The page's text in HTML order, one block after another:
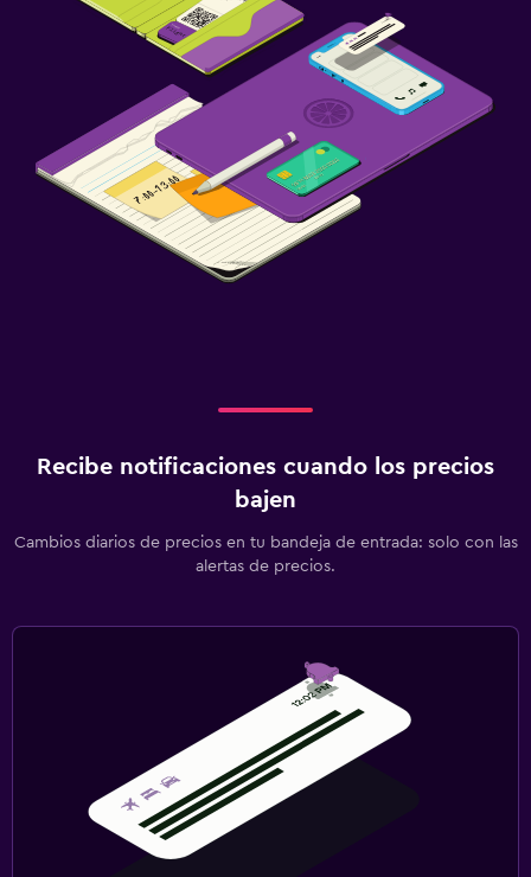
Recibe notificaciones cuando los precios
bajen
Cambios diarios de precios en tu bandeja de entrada: solo con las
alertas de precios.